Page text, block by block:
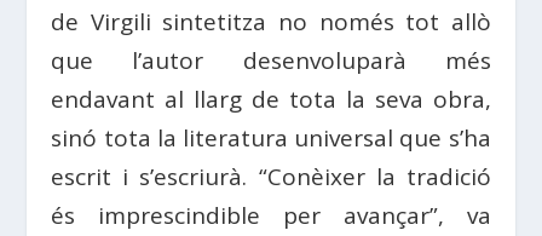
de Virgili sintetitza no només tot allò
que l’autor desenvoluparà més
endavant al llarg de tota la seva obra,
sinó tota la literatura universal que s’ha
escrit i s’escriurà. “Conèixer la tradició
és imprescindible per avançar”, va